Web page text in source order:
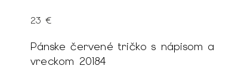
Pánske červené tričko s nápisom a
vreckom 20184
23 €